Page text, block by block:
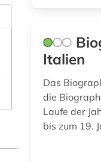
Italien
Das
die
Laufe der
bis zum 19.